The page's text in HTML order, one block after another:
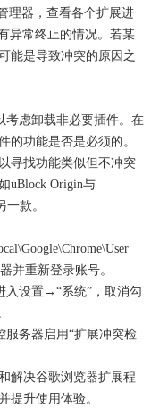
理器，查看各个扩展进
异常终止的情况。若某
能是导致冲突的原因之
考虑卸载非必要插件。在
的功能是否是必须的。
寻找功能类似但不冲突
uBlock Origin与
款。
并重新登录账号。
入设置→“系统”，取消勾
务器启用“扩展冲突检
解决谷歌浏览器扩展程
提升使用体验。